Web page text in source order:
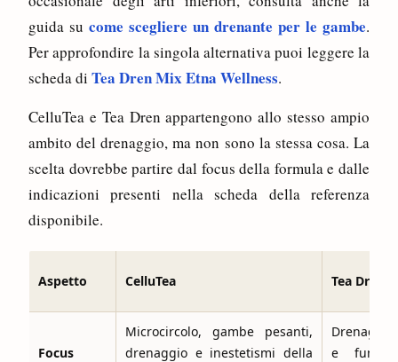
guida su come scegliere un drenante per le gambe.
Per approfondire la singola alternativa puoi leggere la
scheda di Tea Dren Mix Etna Wellness.
CelluTea e Tea Dren appartengono allo stesso ampio
ambito del drenaggio, ma non sono la stessa cosa. La
scelta dovrebbe partire dal focus della formula e dalle
indicazioni presenti nella scheda della referenza
disponibile.
Aspetto CelluTea Tea Dren
Focus
Microcircolo, gambe pesanti,
drenaggio e inestetismi della
e